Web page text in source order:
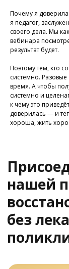
Почему я
я педагог,
своего дела. Мы
вебинара
результат будет.
Поэтому тем, кто
системно.
время. А чтобы
системно и
к чему это
доверилась — и
хороша, жить